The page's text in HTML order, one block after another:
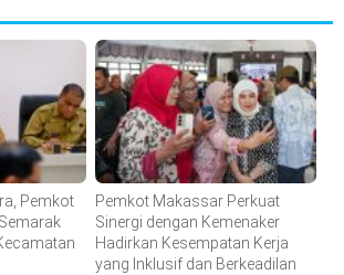
Pemkot
Pemkot Makassar Perkuat
Sinergi dengan Kemenaker
Hadirkan Kesempatan Kerja
yang Inklusif dan Berkeadilan